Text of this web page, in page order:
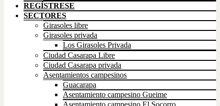
REGÍSTRESE
SECTORES
Girasoles libre
Girasoles privada
Los Girasoles Privada
Ciudad Casarapa Libre
Ciudad Casarapa privada
Asentamientos campesinos
Guacarapa
Asentamiento campesino Gueime
Asentamiento campesino El Socorro